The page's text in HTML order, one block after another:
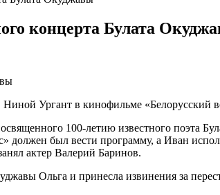
концерта Булата
Ургант в кинофильме «Белорусский
100-летию известного поэта
должен был вести программу, а Иван
актер Валерий Баринов.
Ольга и принесла извинения за